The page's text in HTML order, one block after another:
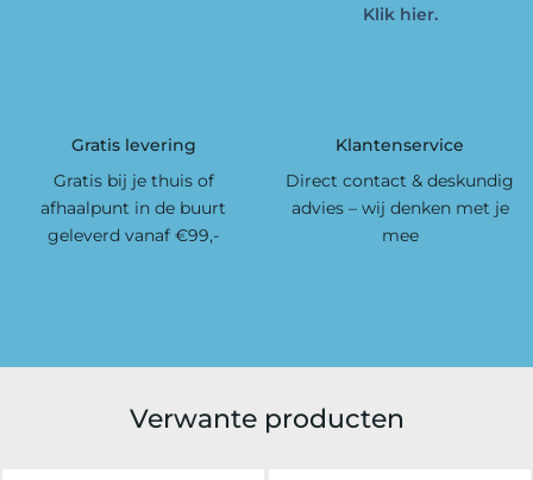
Klik hier.
Gratis levering
Gratis bij je thuis of
afhaalpunt in de buurt
geleverd vanaf €99,-
Klantenservice
Direct contact & deskundig
advies – wij denken met je
mee
Verwante producten